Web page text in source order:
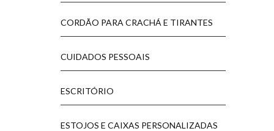
CORDÃO PARA CRACHÁ E TIRANTES
CUIDADOS PESSOAIS
ESCRITÓRIO
ESTOJOS E CAIXAS PERSONALIZADAS